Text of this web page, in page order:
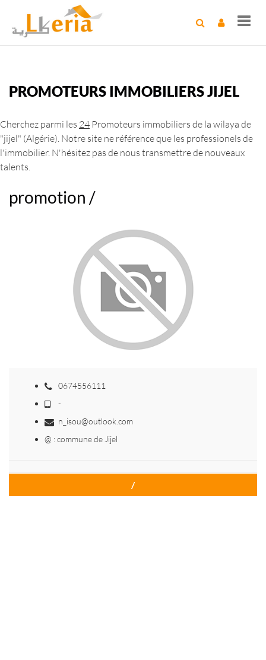
PROMOTEURS IMMOBILIERS JIJEL
Cherchez parmi les 24 Promoteurs immobiliers de la wilaya de
"jijel" (Algérie). Notre site ne référence que les professionels de
l'immobilier. N'hésitez pas de nous transmettre de nouveaux
talents.
promotion /
0674556111
-
n_isou@outlook.com
@ : commune de Jijel
/